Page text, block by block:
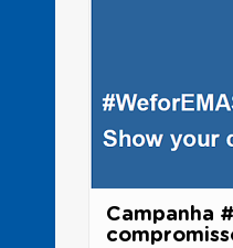
Campanha